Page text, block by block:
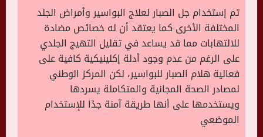
تم إستخدام جل الصبار لعلاج البواسير وأمراض الجلد
المختلفة الأخرى كما يعتقد أن له خصائص مضادة
للالتهابات مما قد يساعد في تقليل التهيج الجلدي
على الرغم من عدم وجود أدلة إكلينيكية كافية على
فعالية هلام الصبار للبواسير، لكن المركز الوطني
لمصادر الصحة المجانية والمتكاملة يسردها
ويستخدمها على أنها طريقة آمنة جدًا للإستخدام
الموضعي